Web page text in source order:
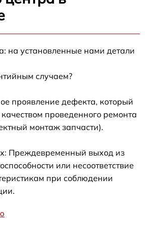
на установленные нами детали
случаем?
проявление дефекта, который
проведенного ремонта
монтаж запчасти).
Преждевременный выход из
или несоответствие
при соблюдении